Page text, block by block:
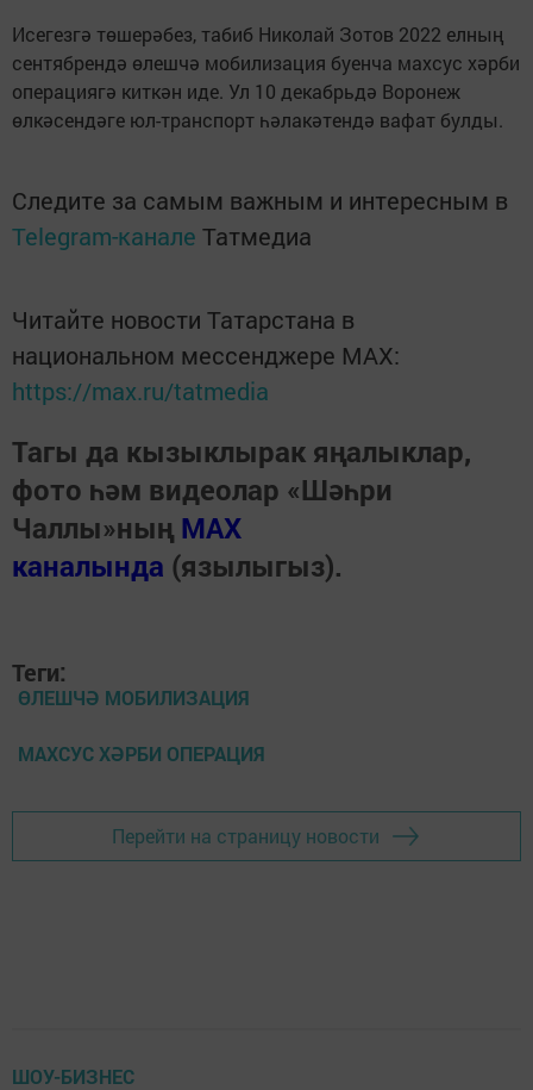
Исегезгә төшерәбез, табиб Николай Зотов 2022 елның
сентябрендә өлешчә мобилизация буенча махсус хәрби
операциягә киткән иде. Ул 10 декабрьдә Воронеж
өлкәсендәге юл-транспорт һәлакәтендә вафат булды.
Следите за самым важным и интересным в
Telegram-канале Татмедиа
Читайте новости Татарстана в
национальном мессенджере MАХ:
https://max.ru/tatmedia
Тагы да кызыклырак яңалыклар,
фото һәм видеолар «Шәһри
Чаллы»ның MAX
каналында (язылыгыз).
Теги:
ӨЛЕШЧӘ МОБИЛИЗАЦИЯ
МАХСУС ХӘРБИ ОПЕРАЦИЯ
Перейти на страницу новости
ШОУ-БИЗНЕС